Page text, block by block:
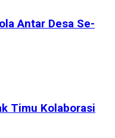
Antar Desa Se-
Timu Kolaborasi